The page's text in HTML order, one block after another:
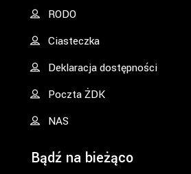
RODO
Ciasteczka
Deklaracja dostępności
Poczta ŻDK
NAS
Bądź na bieżąco